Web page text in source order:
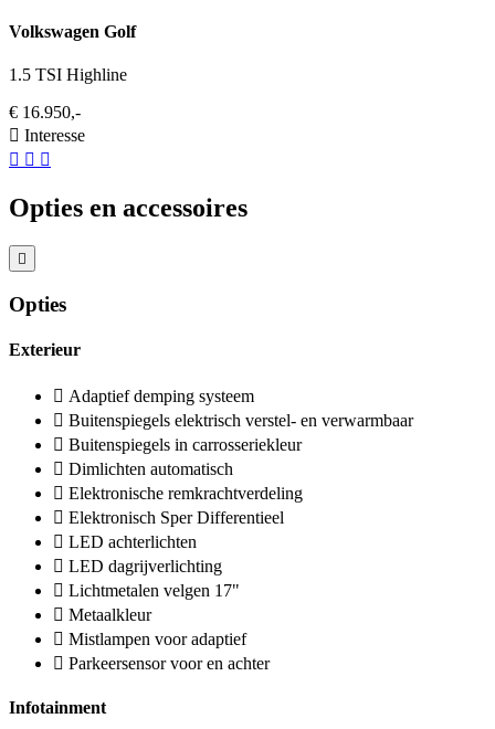
Volkswagen Golf
1.5 TSI Highline
€ 16.950,-
Interesse
Opties en accessoires
Opties
Exterieur
Adaptief demping systeem
Buitenspiegels elektrisch verstel- en verwarmbaar
Buitenspiegels in carrosseriekleur
Dimlichten automatisch
Elektronische remkrachtverdeling
Elektronisch Sper Differentieel
LED achterlichten
LED dagrijverlichting
Lichtmetalen velgen 17"
Metaalkleur
Mistlampen voor adaptief
Parkeersensor voor en achter
Infotainment